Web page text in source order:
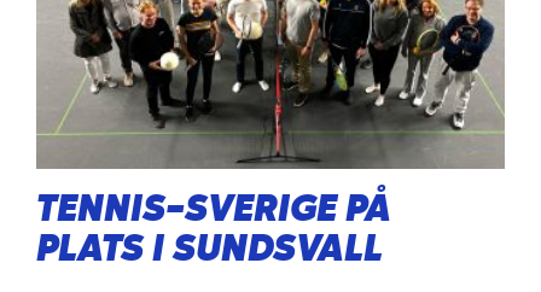
TENNIS-SVERIGE PÅ
PLATS I SUNDSVALL